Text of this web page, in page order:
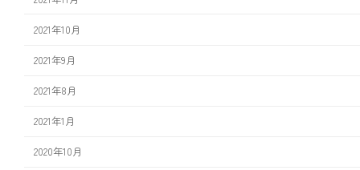
2021年10月
2021年9月
2021年8月
2021年1月
2020年10月